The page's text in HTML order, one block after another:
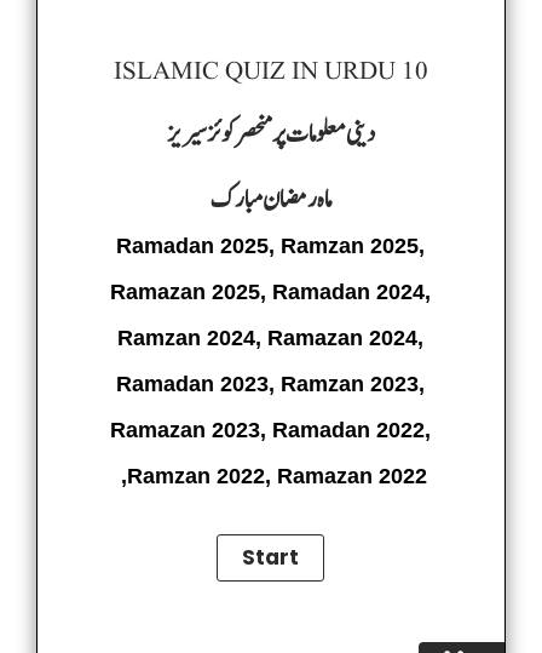
ISLAMIC QUIZ IN URDU​ 10
دینی معلومات پر منحصر کوئز سیریز
ماہ رمضان مبارک
Ramadan 2025, Ramzan 2025,
Ramazan 2025, Ramadan 2024,
Ramzan 2024, Ramazan 2024,
Ramadan 2023, Ramzan 2023,
Ramazan 2023, Ramadan 2022,
Ramzan 2022, Ramazan 2022,